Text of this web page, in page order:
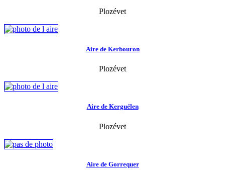
Plozévet
Aire de Kerbouron
Plozévet
Aire de Kerguélen
Plozévet
Aire de Gorrequer